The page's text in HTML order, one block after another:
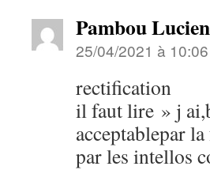
Pambou
25/04/2021 à 10:06
rectification
il faut lire » j
acceptablepar
par les intellos